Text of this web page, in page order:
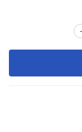
-